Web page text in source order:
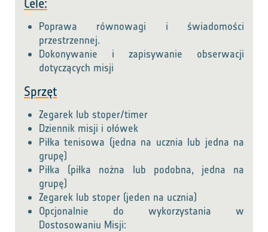
Cele:
Poprawa równowagi i świadomości
przestrzennej.
Dokonywanie i zapisywanie obserwacji
dotyczących misji
Sprzęt
Zegarek lub stoper/timer
Dziennik misji i ołówek
Piłka tenisowa (jedna na ucznia lub jedna na
grupę)
Piłka (piłka nożna lub podobna, jedna na
grupę)
Zegarek lub stoper (jeden na ucznia)
Opcjonalnie do wykorzystania w
Dostosowaniu Misji: